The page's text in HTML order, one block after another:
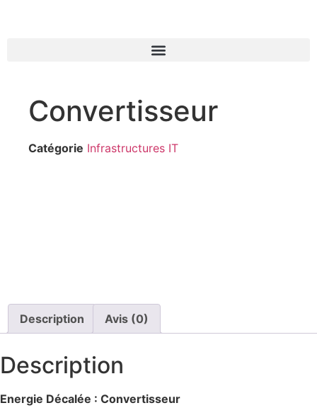
Convertisseur
Catégorie Infrastructures IT
Description Avis (0)
Description
Energie Décalée : Convertisseur